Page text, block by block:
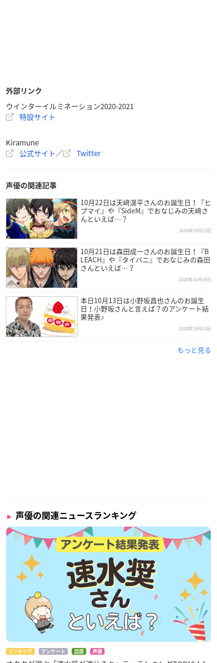
外部リンク
ウインターイルミネーション2020-2021
特設サイト
Kiramune
公式サイト／ Twitter
声優の関連記事
10月22日は天﨑滉平さんのお誕生日！『ヒ
プマイ』や『SideM』でおなじみの天﨑さ
んといえば…？
2020年10月15日
10月21日は森田成一さんのお誕生日！『B
LEACH』や『タイバニ』でおなじみの森田
さんといえば…？
2020年10月14日
本日10月13日は小野坂昌也さんのお誕生
日！小野坂さんと言えば？のアンケート結
果発表♪
2020年10月13日
もっと見る
声優の関連ニュースランキング
ランキング アンケート 話題 声優